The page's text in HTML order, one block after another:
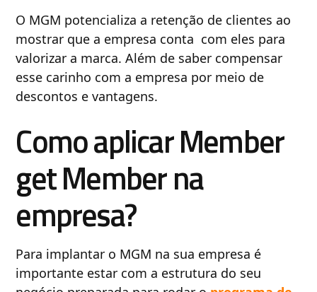
O MGM potencializa a retenção de clientes ao
mostrar que a empresa conta com eles para
valorizar a marca. Além de saber compensar
esse carinho com a empresa por meio de
descontos e vantagens.
Como aplicar Member
get Member na
empresa?
Para implantar o MGM na sua empresa é
importante estar com a estrutura do seu